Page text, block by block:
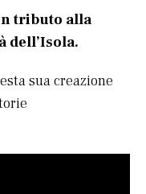
tributo alla
dell’Isola.
sua creazione